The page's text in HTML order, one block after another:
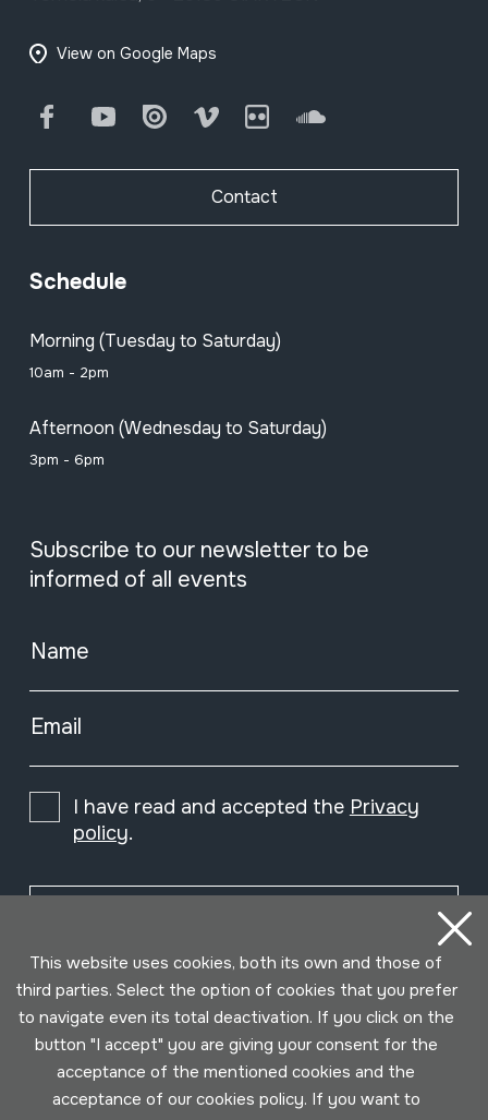
View on Google Maps
FacebookYoutube Issuu Vimeo Flickr SoundCloud
Contact
Schedule
Morning (Tuesday to Saturday)
10am - 2pm
Afternoon (Wednesday to Saturday)
3pm - 6pm
Subscribe to our newsletter to be
informed of all events
Name
Email
I have read and accepted the Privacy
policy.
This website uses cookies, both its own and those of
third parties. Select the option of cookies that you prefer
to navigate even its total deactivation. If you click on the
button "I accept" you are giving your consent for the
acceptance of the mentioned cookies and the
acceptance of our cookies policy. If you want to